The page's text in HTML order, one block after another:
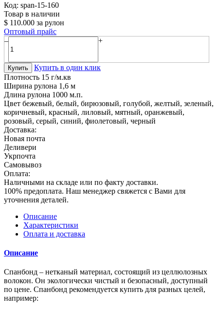
Код: span-15-160
Товар в наличии
$ 110.000 за рулон
Оптовый прайс
–
+
Купить
Купить в один клик
Плотность 15 г/м.кв
Ширина рулона 1,6 м
Длина рулона 1000 м.п.
Цвет бежевый, белый, бирюзовый, голубой, желтый, зеленый,
коричневый, красный, лиловый, мятный, оранжевый,
розовый, серый, синий, фиолетовый, черный
Доставка:
Новая почта
Деливери
Укрпочта
Самовывоз
Оплата:
Наличными на складе или по факту доставки.
100% предоплата. Наш менеджер свяжется с Вами для
уточнения деталей.
Описание
Характеристики
Оплата и доставка
Описание
Спанбонд – нетканый материал, состоящий из целлюлозных
волокон. Он экологически чистый и безопасный, доступный
по цене. Спанбонд рекомендуется купить для разных целей,
например: